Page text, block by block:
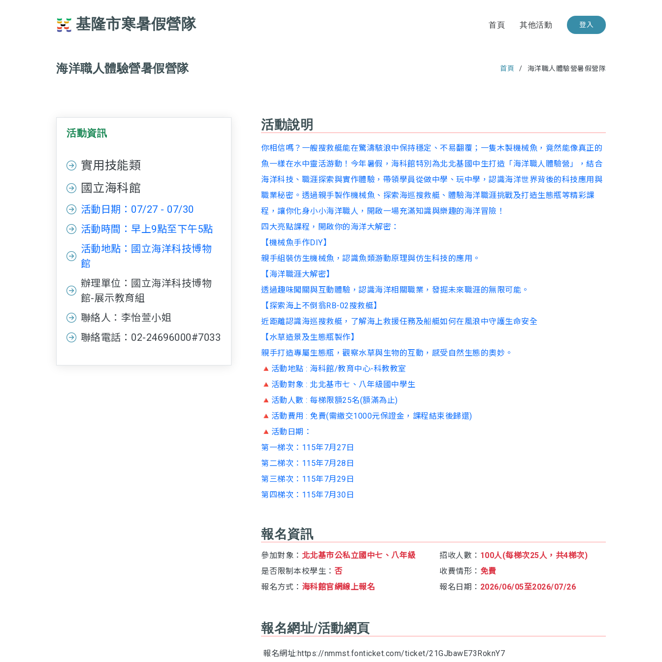
基隆市寒暑假營隊 首頁 其他活動 登入
海洋職人體驗營暑假營隊 首頁 海洋職人體驗營暑假營隊
活動資訊
實用技能類
國立海科館
活動日期：07/27 - 07/30
活動時間：早上9點至下午5點
活動地點：國立海洋科技博物
館
辦理單位：國立海洋科技博物
館-展示教育組
聯絡人：李怡萱小姐
聯絡電話：02-24696000#7033
活動說明
你相信嗎？一艘搜救艇能在驚濤駭浪中保持穩定、不易翻覆；一隻木製機械魚，竟然能像真正的
魚一樣在水中靈活游動！今年暑假，海科館特別為北北基國中生打造「海洋職人體驗營」，結合
海洋科技、職涯探索與實作體驗，帶領學員從做中學、玩中學，認識海洋世界背後的科技應用與
職業秘密。透過親手製作機械魚、探索海巡搜救艇、體驗海洋職涯挑戰及打造生態瓶等精彩課
程，讓你化身小小海洋職人，開啟一場充滿知識與樂趣的海洋冒險！
四大亮點課程，開啟你的海洋大解密：
【機械魚手作DIY】
親手組裝仿生機械魚，認識魚類游動原理與仿生科技的應用。
【海洋職涯大解密】
透過趣味闖關與互動體驗，認識海洋相關職業，發掘未來職涯的無限可能。
【探索海上不倒翁RB-02搜救艇】
近距離認識海巡搜救艇，了解海上救援任務及船艇如何在風浪中守護生命安全
【水草造景及生態瓶製作】
親手打造專屬生態瓶，觀察水草與生物的互動，感受自然生態的奧妙。
🔺活動地點 : 海科館/教育中心-科教教室
🔺活動對象 : 北北基市七、八年級國中學生
🔺活動人數 : 每梯限額25名(額滿為止)
🔺活動費用 : 免費(需繳交1000元保證金，課程結束後歸還)
🔺活動日期：
第一梯次：115年7月27日
第二梯次：115年7月28日
第三梯次：115年7月29日
第四梯次：115年7月30日
報名資訊
參加對象： 北北基市公私立國中七、八年級 招收人數： 100人(每梯次25人，共4梯次)
是否限制本校學生： 否 收費情形： 免費
報名方式： 海科館官網線上報名 報名日期： 2026/06/05至2026/07/26
報名網址/活動網頁
報名網址:https://nmmst.fonticket.com/ticket/21GJbawE73RoknY7